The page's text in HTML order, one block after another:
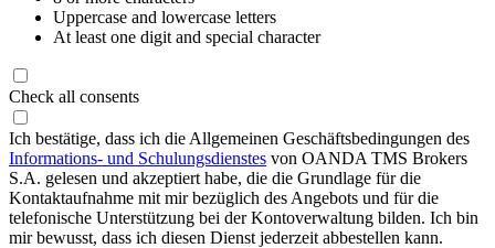
Uppercase and lowercase letters
At least one digit and special character
Check all consents
Ich bestätige, dass ich die Allgemeinen Geschäftsbedingungen des
Informations- und Schulungsdienstes von OANDA TMS Brokers
S.A. gelesen und akzeptiert habe, die die Grundlage für die
Kontaktaufnahme mit mir bezüglich des Angebots und für die
telefonische Unterstützung bei der Kontoverwaltung bilden. Ich bin
mir bewusst, dass ich diesen Dienst jederzeit abbestellen kann.